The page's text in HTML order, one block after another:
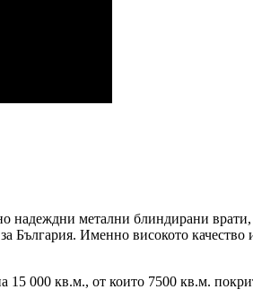
надеждни метални блиндирани
България. Именно високото
15 000 кв.м., от които 7500 кв.м.